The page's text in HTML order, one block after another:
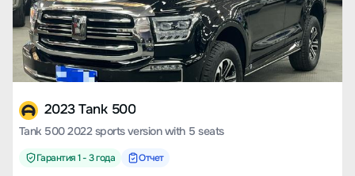
2023 Tank 500
Tank 500 2022 sports version with 5 seats
Гарантия 1 - 3 года Отчет